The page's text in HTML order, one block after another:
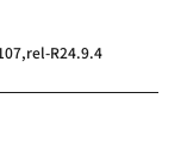
R24.9.4